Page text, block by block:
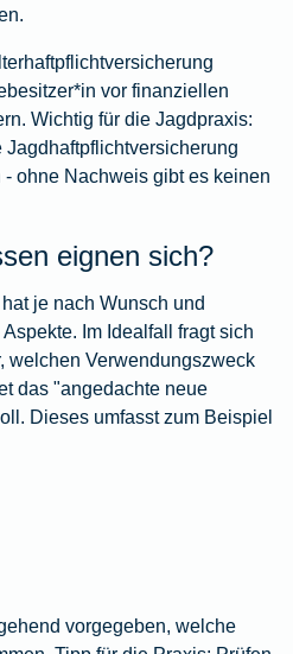
vor finanziellen
Wichtig für die Jagdpraxis:
Jagdhaftpflichtversicherung
ohne Nachweis gibt es keinen
eignen sich?
je nach Wunsch und
Im Idealfall fragt sich
welchen Verwendungszweck
das "angedachte neue
Dieses umfasst zum Beispiel
vorgegeben, welche